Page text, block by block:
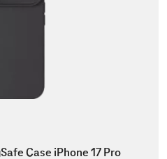
Case iPhone 17 Pro